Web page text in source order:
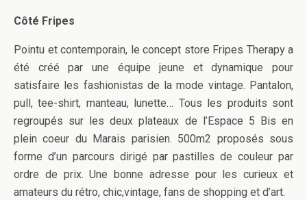
Côté Fripes
Pointu et contemporain, le concept store Fripes Therapy a
été créé par une équipe jeune et dynamique pour
satisfaire les fashionistas de la mode vintage. Pantalon,
pull, tee-shirt, manteau, lunette… Tous les produits sont
regroupés sur les deux plateaux de l’Espace 5 Bis en
plein coeur du Marais parisien. 500m2 proposés sous
forme d’un parcours dirigé par pastilles de couleur par
ordre de prix. Une bonne adresse pour les curieux et
amateurs du rétro, chic,vintage, fans de shopping et d’art.